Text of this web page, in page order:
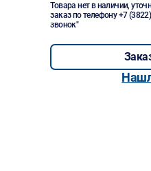
Товара нет в наличии,
заказ по телефону+7
звонок"